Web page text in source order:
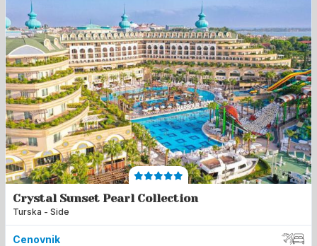
Crystal Sunset Pearl Collection
Turska - Side
Cenovnik